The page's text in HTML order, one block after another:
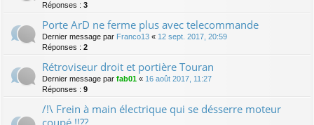
Réponses : 3
Porte ArD ne ferme plus avec telecommande
Dernier message par Franco13 « 12 sept. 2017, 20:59
Réponses : 2
Rétroviseur droit et portière Touran
Dernier message par fab01 « 16 août 2017, 11:27
Réponses : 9
/!\ Frein à main électrique qui se désserre moteur